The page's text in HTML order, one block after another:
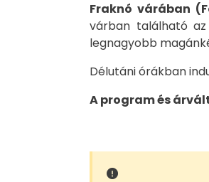
Fraknó várában
várban található
legnagyobb
Délutáni órákban
A program és